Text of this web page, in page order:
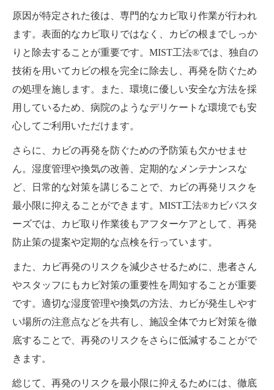
原因が特定された後は、専門的なカビ取り作業が行われ
ます。表面的なカビ取りではなく、カビの根までしっか
りと除去することが重要です。MIST工法®では、独自の
技術を用いてカビの根を完全に除去し、再発を防ぐため
の処理を施します。また、環境に優しい安全な方法を採
用しているため、病院のようなデリケートな環境でも安
心してご利用いただけます。
さらに、カビの再発を防ぐための予防策も欠かせませ
ん。湿度管理や換気の改善、定期的なメンテナンスな
ど、日常的な対策を講じることで、カビの再発リスクを
最小限に抑えることができます。MIST工法®カビバスタ
ーズでは、カビ取り作業後もアフターケアとして、再発
防止策の提案や定期的な点検を行っています。
また、カビ再発のリスクを減少させるために、患者さん
やスタッフにもカビ対策の重要性を周知することが重要
です。適切な湿度管理や換気の方法、カビが発生しやす
い場所の注意点などを共有し、施設全体でカビ対策を徹
底することで、再発のリスクをさらに低減することがで
きます。
総じて、再発のリスクを最小限に抑えるためには、徹底